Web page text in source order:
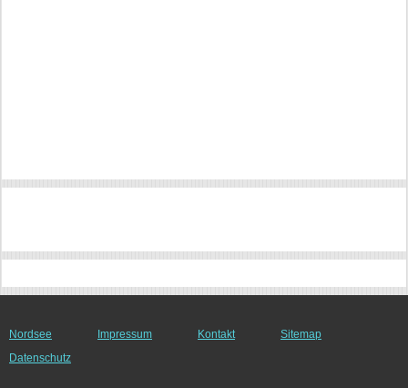
Nordsee Impressum Kontakt
Sitemap
Datenschutz